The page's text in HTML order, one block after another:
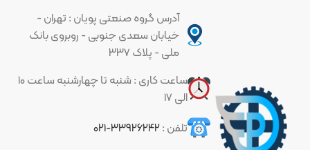
آدرس گروه صنعتی پویان : تهران -
خیابان سعدی جنوبی - روبروی بانک
ملی - پلاک ۳۳۷
ساعت کاری : شنبه تا چهارشنبه ساعت ۱۰
الی ۱۷
تلفن :۳۳۹۲۶۲۴۲-۰۲۱